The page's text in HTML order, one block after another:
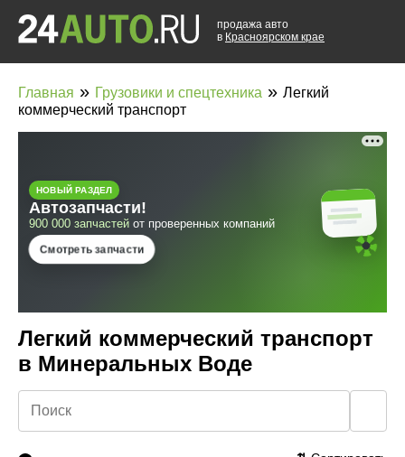
продажа авто
в Красноярском крае
Главная » Грузовики и спецтехника » Легкий
коммерческий транспорт
Легкий коммерческий транспорт
в Минеральных Воде